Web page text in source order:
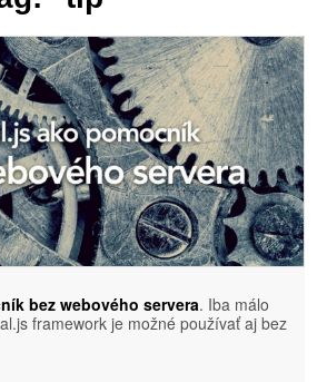
bez webového servera. Iba málo
framework je možné používať aj bez